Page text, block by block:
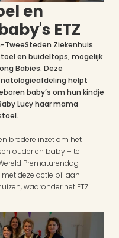
en
ETZ
Ziekenhuis
en buideltops, mogelijk
Babies. Deze
helpt
baby’s om hun kindje
Lucy haar mama
bredere inzet om het
ouder en baby – te
Prematurendag
deze actie bij aan
waaronder het ETZ.